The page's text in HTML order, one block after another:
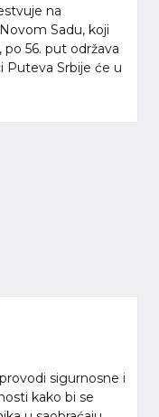
na
Sadu, koji
po 56. put održava
Puteva Srbije će u
sigurnosne i
kako bi se
i fotografija sa internet
rights reserved.
17, 11050 Beograd 22